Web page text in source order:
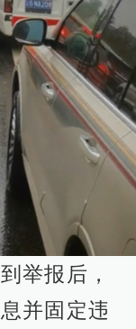
举报后，
并固定违